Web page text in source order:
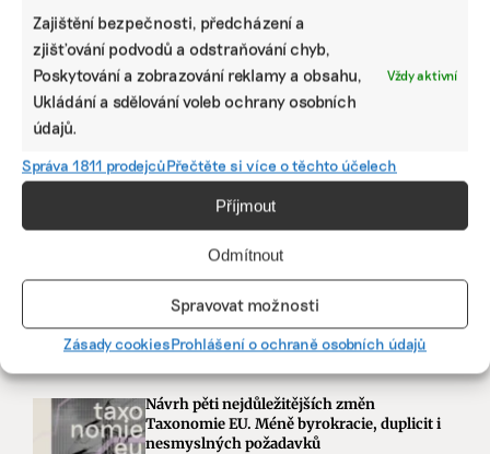
Zajištění bezpečnosti, předcházení a
zjišťování podvodů a odstraňování chyb,
Poskytování a zobrazování reklamy a obsahu,
Ukládání a sdělování voleb ochrany osobních
údajů.
Vždy aktivní
Správa 1811 prodejcůPřečtěte si více o těchto účelech
Příjmout
Odmítnout
Spravovat možnosti
Zásady cookiesProhlášení o ochraně osobních údajů
Návrh pěti nejdůležitějších změn
Taxonomie EU. Méně byrokracie, duplicit i
nesmyslných požadavků